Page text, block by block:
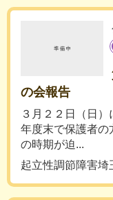
の会報告
３月２２日（日）
年度末で保護者の
の時期が迫...
起立性調節障害埼